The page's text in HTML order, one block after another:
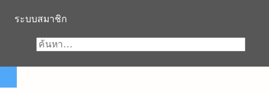
ระบบสมาชิก